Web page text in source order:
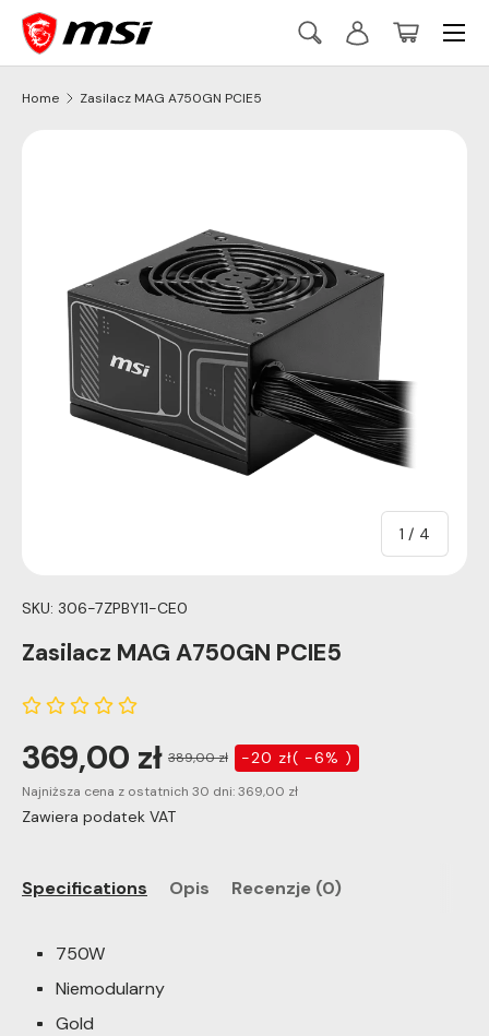
Skip to content
Szukaj
SearchLog inBasket
Menu
Home Zasilacz MAG A750GN PCIE5
1 / of
4
SKU: 306-7ZPBY11-CE0
Zasilacz MAG A750GN PCIE5
369,00 zł 389,00 zł -20 zł( -6% )
Najniższa cena z ostatnich 30 dni:369,00 zł
Zawiera podatek VAT
Specifications Opis Recenzje (0)
750W
Niemodularny
Gold